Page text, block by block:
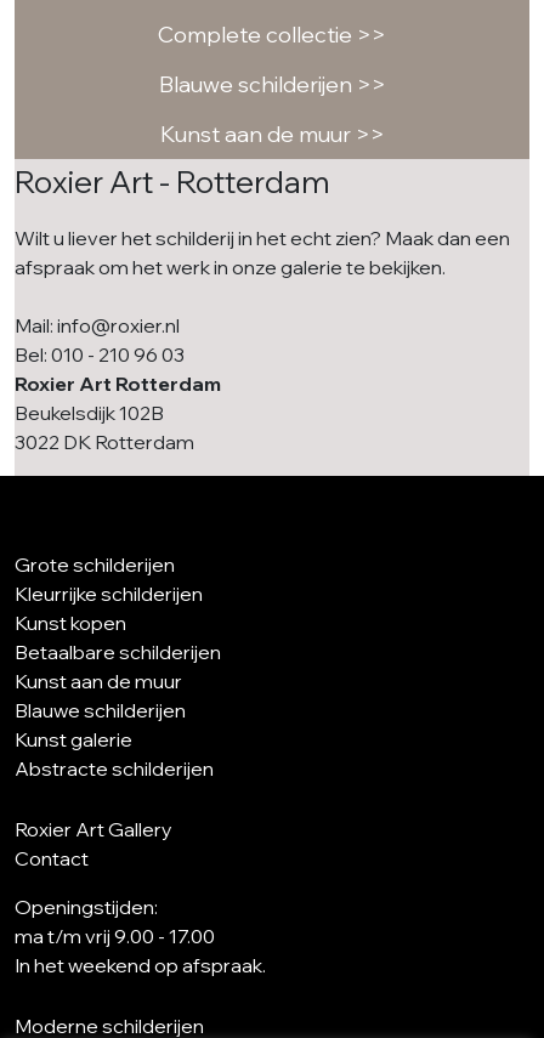
Complete collectie >>
Blauwe schilderijen >>
Kunst aan de muur >>
Roxier Art - Rotterdam
Wilt u liever het schilderij in het echt zien? Maak dan een
afspraak om het werk in onze galerie te bekijken.
Mail: info@roxier.nl
Bel: 010 - 210 96 03
Roxier Art Rotterdam
Beukelsdijk 102B
3022 DK Rotterdam
Grote schilderijen
Kleurrijke schilderijen
Kunst kopen
Betaalbare schilderijen
Kunst aan de muur
Blauwe schilderijen
Kunst galerie
Abstracte schilderijen
Roxier Art Gallery
Contact
Openingstijden:
ma t/m vrij 9.00 - 17.00
In het weekend op afspraak.
Moderne schilderijen